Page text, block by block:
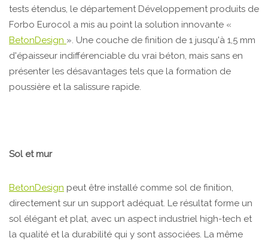
tests étendus, le département Développement produits de
Forbo Eurocol a mis au point la solution innovante «
BetonDesign ». Une couche de finition de 1 jusqu'à 1,5 mm
d'épaisseur indifférenciable du vrai béton, mais sans en
présenter les désavantages tels que la formation de
poussière et la salissure rapide.
Sol et mur
BetonDesign peut être installé comme sol de finition,
directement sur un support adéquat. Le résultat forme un
sol élégant et plat, avec un aspect industriel high-tech et
la qualité et la durabilité qui y sont associées. La même